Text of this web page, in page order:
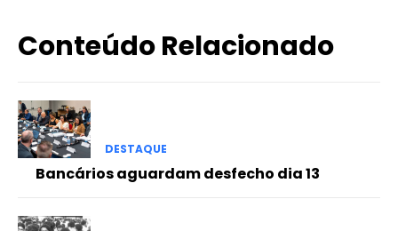
Conteúdo Relacionado
DESTAQUE
Bancários aguardam desfecho dia 13